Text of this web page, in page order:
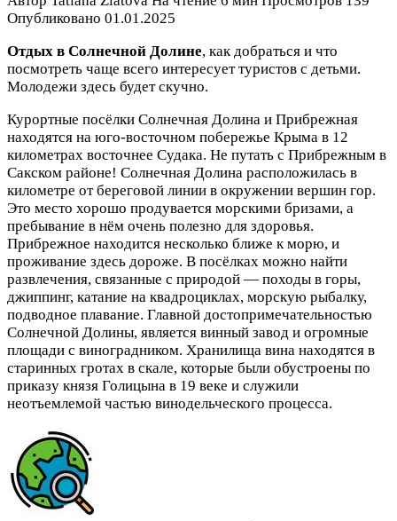
Опубликовано 01.01.2025
Отдых в Солнечной Долине, как добраться и что
посмотреть чаще всего интересует туристов с детьми.
Молодежи здесь будет скучно.
Курортные посёлки Солнечная Долина и Прибрежная
находятся на юго-восточном побережье Крыма в 12
километрах восточнее Судака. Не путать с Прибрежным в
Сакском районе! Солнечная Долина расположилась в
километре от береговой линии в окружении вершин гор.
Это место хорошо продувается морскими бризами, а
пребывание в нём очень полезно для здоровья.
Прибрежное находится несколько ближе к морю, и
проживание здесь дороже. В посёлках можно найти
развлечения, связанные с природой — походы в горы,
джиппинг, катание на квадроциклах, морскую рыбалку,
подводное плавание. Главной достопримечательностью
Солнечной Долины, является винный завод и огромные
площади с виноградником. Хранилища вина находятся в
старинных гротах в скале, которые были обустроены по
приказу князя Голицына в 19 веке и служили
неотъемлемой частью винодельческого процесса.